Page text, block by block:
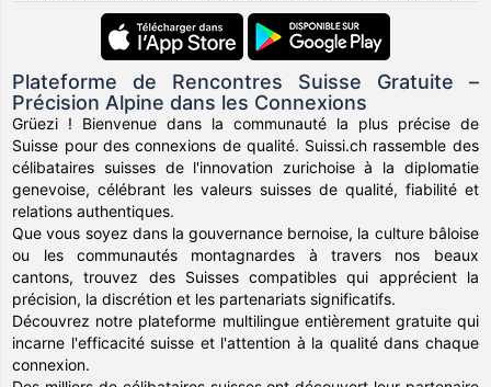
Plateforme de Rencontres Suisse Gratuite –
Précision Alpine dans les Connexions
Grüezi ! Bienvenue dans la communauté la plus précise de
Suisse pour des connexions de qualité. Suissi.ch rassemble des
célibataires suisses de l'innovation zurichoise à la diplomatie
genevoise, célébrant les valeurs suisses de qualité, fiabilité et
relations authentiques.
Que vous soyez dans la gouvernance bernoise, la culture bâloise
ou les communautés montagnardes à travers nos beaux
cantons, trouvez des Suisses compatibles qui apprécient la
précision, la discrétion et les partenariats significatifs.
Découvrez notre plateforme multilingue entièrement gratuite qui
incarne l'efficacité suisse et l'attention à la qualité dans chaque
connexion.